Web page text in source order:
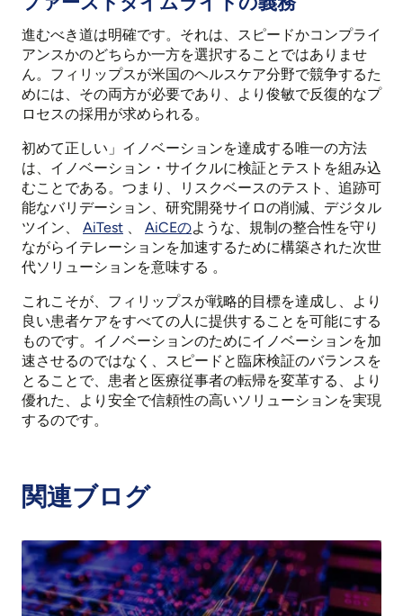
進むべき道は明確です。それは、スピードかコンプライ
アンスかのどちらか一方を選択することではありませ
ん。フィリップスが米国のヘルスケア分野で競争するた
めには、その両方が必要であり、より俊敏で反復的なプ
ロセスの採用が求められる。
初めて正しい」イノベーションを達成する唯一の方法
は、イノベーション・サイクルに検証とテストを組み込
むことである。つまり、リスクベースのテスト、追跡可
能なバリデーション、研究開発サイロの削減、デジタル
ツイン、 AiTest 、 AiCEのような、規制の整合性を守り
ながらイテレーションを加速するために構築された次世
代ソリューションを意味する 。
これこそが、フィリップスが戦略的目標を達成し、より
良い患者ケアをすべての人に提供することを可能にする
ものです。イノベーションのためにイノベーションを加
速させるのではなく、スピードと臨床検証のバランスを
とることで、患者と医療従事者の転帰を変革する、より
優れた、より安全で信頼性の高いソリューションを実現
するのです。
関連ブログ